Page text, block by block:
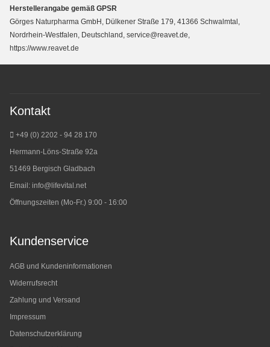
Herstellerangabe gemäß GPSR
Görges Naturpharma GmbH, Dülkener Straße 179, 41366 Schwalmtal,
Nordrhein-Westfalen, Deutschland, service@reavet.de,
https://www.reavet.de
Kontakt
+49 (0) 2202 - 94 28 170
Hermann-Löns-Straße 92a
51469 Bergisch Gladbach
Email: info@lifevital.net
Öffnungszeiten (Mo-Fr.) 9:00 - 16:00
Kundenservice
AGB und Kundeninformationen
Widerrufsrecht
Zahlung und Versand
Impressum
Datenschutzerklärung